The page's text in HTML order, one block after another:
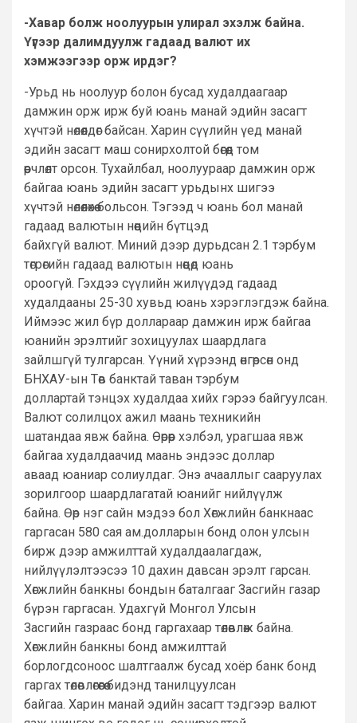
-Хавар болж ноолуурын улирал эхэлж байна.
Үүгээр далимдуулж гадаад валют их
хэмжээгээр орж ирдэг?
-Урьд нь ноолуур болон бусад худалдаагаар
дамжин орж ирж буй юань манай эдийн засагт
хүчтэй нөлөөлдөг байсан. Харин сүүлийн үед манай
эдийн засагт маш сонирхолтой бөгөөд том
өөрчлөлт орсон. Тухайлбал, ноолуураар дамжин орж
байгаа юань эдийн засагт урьдынх шигээ
хүчтэй нөлөөлөхөө больсон. Тэгээд ч юань бол манай
гадаад валютын нөөцийн бүтцэд
байхгүй валют. Миний дээр дурьдсан 2.1 тэрбум
төгрөгийн гадаад валютын нөөцөд юань
ороогүй. Гэхдээ сүүлийн жилүүдэд гадаад
худалдааны 25-30 хувьд юань хэрэглэгдэж байна.
Иймээс жил бүр доллараар дамжин ирж байгаа
юанийн эрэлтийг зохицуулах шаардлага
зайлшгүй тулгарсан. Үүний хүрээнд өнгөрсөн онд
БНХАУ-ын Төв банктай таван тэрбум
доллартай тэнцэх худалдаа хийх гэрээ байгуулсан.
Валют солилцох ажил маань техникийн
шатандаа явж байна. Өөрөөр хэлбэл, урагшаа явж
байгаа худалдаачид маань эндээс доллар
аваад юаниар солиулдаг. Энэ ачааллыг сааруулах
зорилгоор шаардлагатай юанийг нийлүүлж
байна. Өөр нэг сайн мэдээ бол Хөгжлийн банкнаас
гаргасан 580 сая ам.долларын бонд олон улсын
бирж дээр амжилттай худалдаалагдаж,
нийлүүлэлтээсээ 10 дахин давсан эрэлт гарсан.
Хөгжлийн банкны бондын баталгааг Засгийн газар
бүрэн гаргасан. Удахгүй Монгол Улсын
Засгийн газраас бонд гаргахаар төлөвлөж байна.
Хөгжлийн банкны бонд амжилттай
борлогдсоноос шалтгаалж бусад хоёр банк бонд
гаргах төлөвлөгөөгөө бидэнд танилцуулсан
байгаа. Харин манай эдийн засагт тэдгээр валют